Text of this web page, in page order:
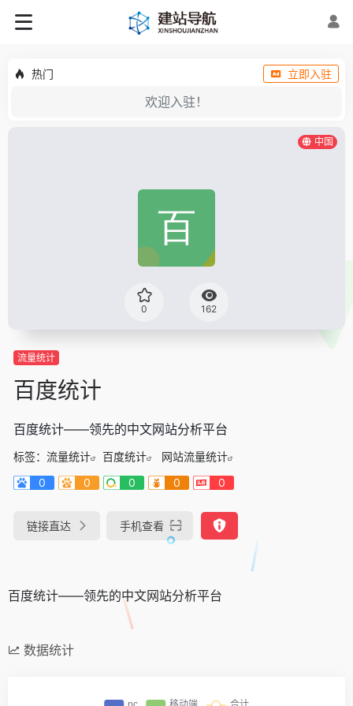
热门 立即入驻
欢迎入驻！
中国
0 162
流量统计
百度统计
百度统计——领先的中文网站分析平台
标签： 流量统计 百度统计
网站流量统计
0
0 0 0 0
链接直达 手机查看
百度统计——领先的中文网站分析平台
数据统计